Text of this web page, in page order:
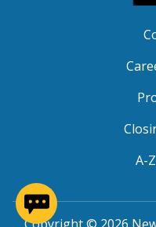
A-
(opens in a new window)